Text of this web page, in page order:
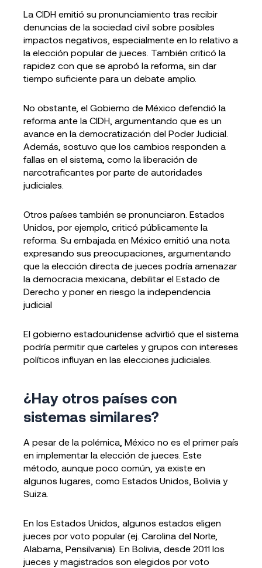
La CIDH emitió su pronunciamiento tras recibir
denuncias de la sociedad civil sobre posibles
impactos negativos, especialmente en lo relativo a
la elección popular de jueces. También criticó la
rapidez con que se aprobó la reforma, sin dar
tiempo suficiente para un debate amplio.
No obstante, el Gobierno de México defendió la
reforma ante la CIDH, argumentando que es un
avance en la democratización del Poder Judicial.
Además, sostuvo que los cambios responden a
fallas en el sistema, como la liberación de
narcotraficantes por parte de autoridades
judiciales.
Otros países también se pronunciaron. Estados
Unidos, por ejemplo, criticó públicamente la
reforma. Su embajada en México emitió una nota
expresando sus preocupaciones, argumentando
que la elección directa de jueces podría amenazar
la democracia mexicana, debilitar el Estado de
Derecho y poner en riesgo la independencia
judicial
El gobierno estadounidense advirtió que el sistema
podría permitir que carteles y grupos con intereses
políticos influyan en las elecciones judiciales.
¿Hay otros países con
sistemas similares?
A pesar de la polémica, México no es el primer país
en implementar la elección de jueces. Este
método, aunque poco común, ya existe en
algunos lugares, como Estados Unidos, Bolivia y
Suiza.
En los Estados Unidos, algunos estados eligen
jueces por voto popular (ej. Carolina del Norte,
Alabama, Pensilvania). En Bolivia, desde 2011 los
jueces y magistrados son elegidos por voto